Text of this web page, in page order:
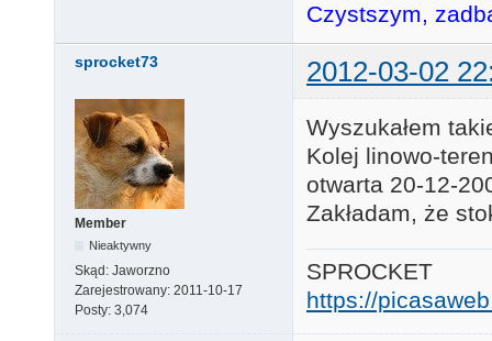
Czystszym,
sprocket73 2012-03-02
Member
Nieaktywny
Skąd: Jaworzno
Zarejestrowany: 2011-10-17
Posty: 3,074
Wyszukałem
Kolej linowo-
otwarta 20-12-
Zakładam, że
SPROCKET
https://